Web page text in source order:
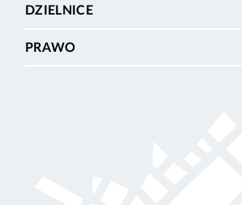
DZIELNICE
PRAWO